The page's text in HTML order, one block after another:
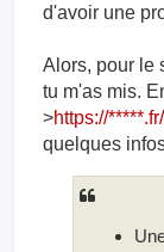
d'avoir une
Alors, pour le
tu m'as mis.
>https://
quelques